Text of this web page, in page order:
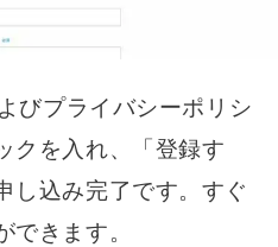
びプライバシーポリシ
クを入れ、「登録す
し込み完了です。すぐ
できます。